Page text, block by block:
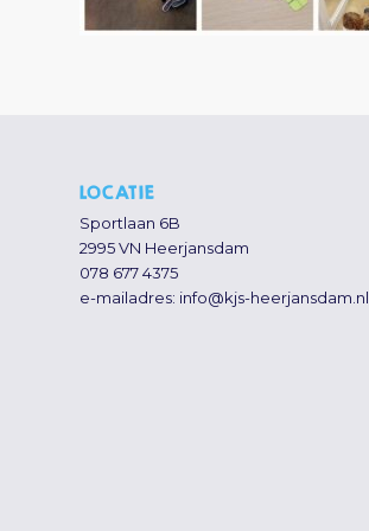
LOCATIE
Sportlaan 6B
2995 VN Heerjansdam
078 677 4375
e-mailadres: info@kjs-heerjansdam.nl